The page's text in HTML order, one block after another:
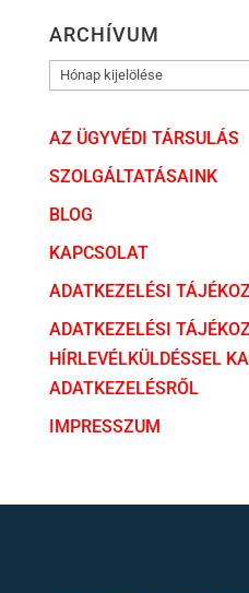
ARCHÍVUM
ARCHÍVUM
AZ ÜGYVÉDI TÁRSULÁS
SZOLGÁLTATÁSAINK
BLOG
KAPCSOLAT
ADATKEZELÉSI
ADATKEZELÉSI
HÍRLEVÉLKÜLDÉSSEL
ADATKEZELÉSRŐL
IMPRESSZUM